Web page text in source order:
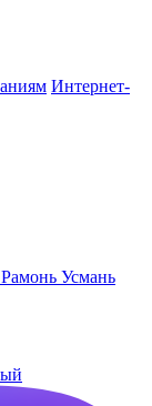
Интернет-
Рамонь Усмань